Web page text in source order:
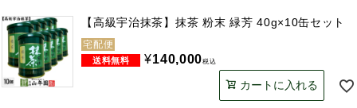
【高級宇治抹茶】抹茶 粉末 緑芳 40g×10缶セット
宅配便
¥140,000税込
カートに入れる